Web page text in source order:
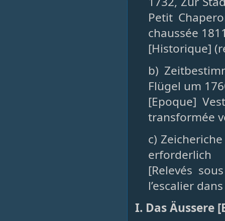
Petit
chaussée
[Historique]
b)
Flügel um
[Epoque]
transformée
c)
erforderlich
[Relevés
l’escalier
I. Das Äussere